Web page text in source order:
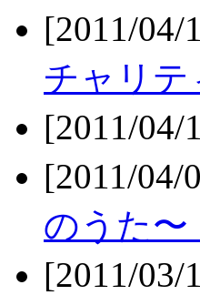
[2011/
チャリ
[2011/
[2011/
のうた〜
[2011/